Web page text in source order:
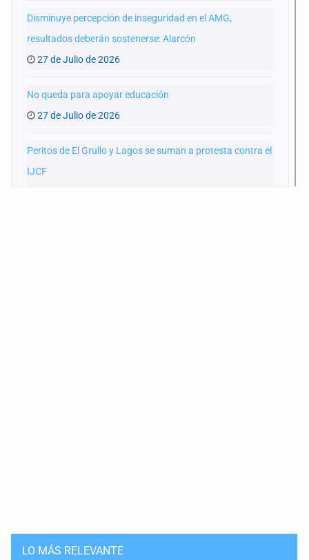
Disminuye percepción de inseguridad en el AMG,
resultados deberán sostenerse: Alarcón
27 de Julio de 2026
No queda para apoyar educación
27 de Julio de 2026
Peritos de El Grullo y Lagos se suman a protesta contra el
IJCF
13 de Julio de 2026
LO MÁS RELEVANTE